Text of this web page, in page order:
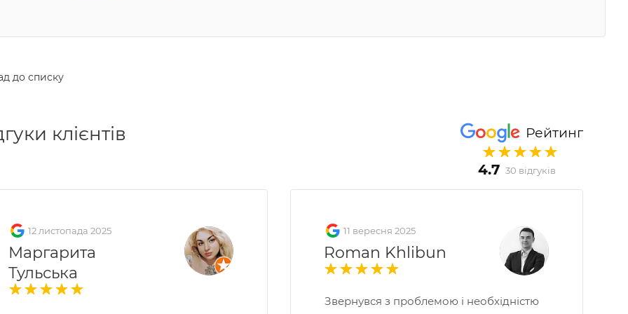
до списку
Рейтинг
4.7 30 відгуків
клієнтів
12 листопада 2025
Маргарита
Тульська
11 вересня 2025
Roman Khlibun
Звернувся з проблемою і необхідністю